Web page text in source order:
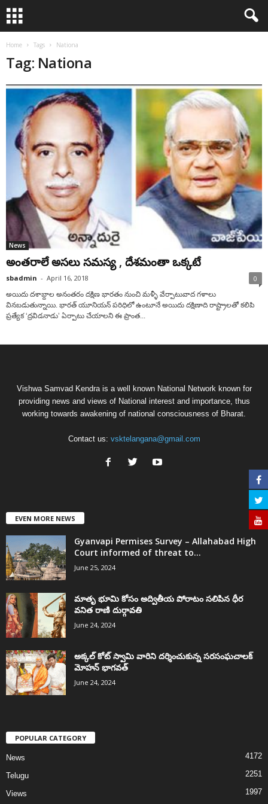
Home Tags Nationa
Tag: Nationa
News
అంతరాలే అసలు సమస్య , దేశమంతా ఒక్కటే
sbadmin - April 16, 2018 0
అయిదు దశాబ్దాల అనంతరం దక్షిణ భారతం నుంచి మళ్ళీ వేర్పాటువాద గళాలు
వినబడుతున్నాయి. భారత్‌ యూనియన్‌ పరిధిలో ఉంటూనే అయిదు దక్షిణాది రాష్ట్రాలతో కలిపి
ప్రత్యేక ‘ద్రవిడనాడు’ ఏర్పాటు చేయాలని ఈ ప్రాంత...
Vishwa Samvad Kendra is a well known National Network known for
providing news and views of National interest and importance, thus
working towards awakening of national consciousness of Bharat.
Contact us: vsktelangana@gmail.com
EVEN MORE NEWS
Gyanvapi Permises Survey – Allahabad High
Court informed of threat to...
June 25, 2024
మాతృ భూమి కోసం అద్వితీయ పోరాటం సలిపిన ధీర
వనిత రాణి దుర్గావతి
June 24, 2024
అక్కల్‌ కోట్‌ స్వామి వారిని దర్శించుకున్న సరసంఘచాలక్
మోహన్ భాగవత్
June 24, 2024
POPULAR CATEGORY
News 4172
Telugu 2251
Views 1997